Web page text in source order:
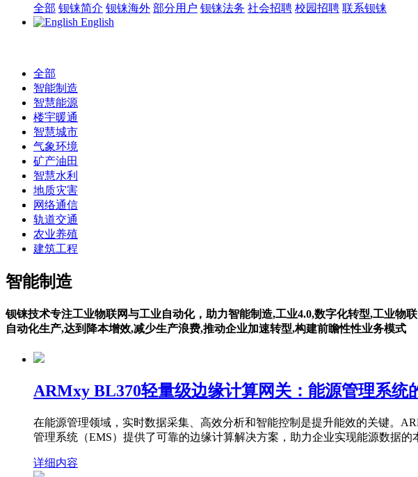
全部 钡铼简介 钡铼海外 部分用户 钡铼法务 社会招聘 校园招聘 联系钡铼
English
全部
智能制造
智慧能源
楼宇暖通
智慧城市
气象环境
矿产油田
智慧水利
地质灾害
网络通信
轨道交通
农业养殖
建筑工程
智能制造
钡铼技术专注工业物联网与工业自动化，助力智能制造,工业4.0,数字化转型,工业
自动化生产,达到降本增效,减少生产浪费,推动企业加速转型,构建前瞻性性业务模式
ARMxy BL370轻量级边缘计算网关：能源管理系统
在能源管理领域，实时数据采集、高效分析和智能控制是提升能效的关键。
管理系统（EMS）提供了可靠的边缘计算解决方案，助力企业实现能源数据的
详细内容